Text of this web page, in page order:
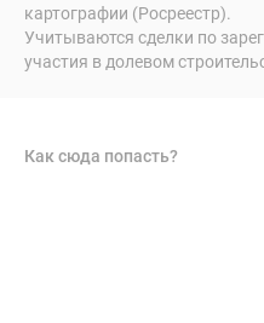
картографии (Росреестр).
Учитываются сделки по
участия в долевом
Как сюда попасть?